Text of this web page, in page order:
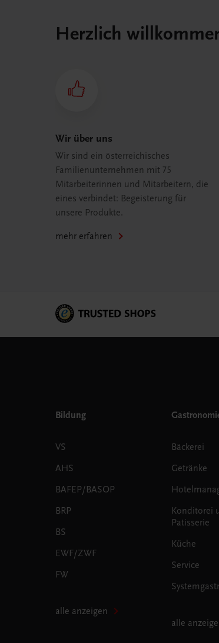
Herzlich
Wir über uns
Wir sind ein österreichisches
Familienunternehmen mit 75
Mitarbeiterinnen und Mitarbeitern, die
eines verbindet: Begeisterung für
unsere Produkte.
mehr erfahren
Bildung
VS
AHS
BAFEP/BASOP
BRP
BS
EWF/ZWF
FW
alle anzeigen
Bäckerei
Getränke
Konditorei
Patisserie
Küche
Service
alle